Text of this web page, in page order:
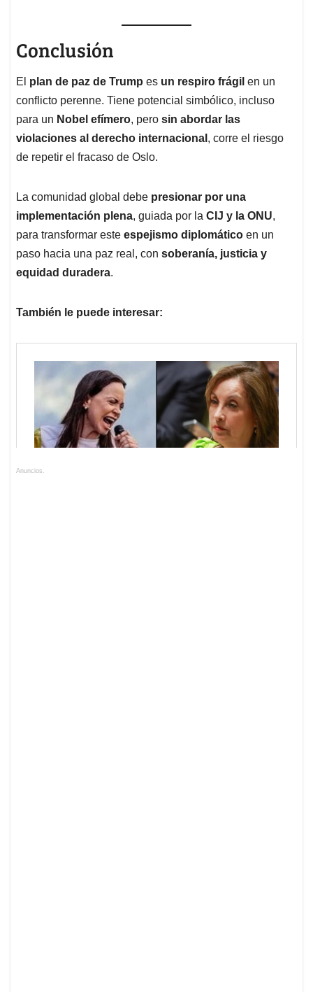
Conclusión
El plan de paz de Trump es un respiro frágil en un
conflicto perenne. Tiene potencial simbólico, incluso
para un Nobel efímero, pero sin abordar las
violaciones al derecho internacional , corre el riesgo
de repetir el fracaso de Oslo.
La comunidad global debe presionar por una
implementación plena, guiada por la CIJ y la ONU,
para transformar este espejismo diplomático en un
paso hacia una paz real, con soberanía, justicia y
equidad duradera.
También le puede interesar:
Anuncios.